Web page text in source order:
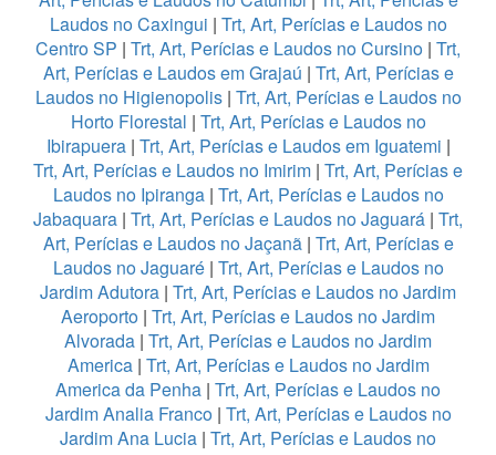
Laudos no Caxingui | Trt, Art, Perícias e Laudos no
Centro SP | Trt, Art, Perícias e Laudos no Cursino | Trt,
Art, Perícias e Laudos em Grajaú | Trt, Art, Perícias e
Laudos no Higienopolis| Trt, Art, Perícias e Laudos no
Horto Florestal | Trt, Art, Perícias e Laudos no
Ibirapuera| Trt, Art, Perícias e Laudos em Iguatemi |
Trt, Art, Perícias e Laudos no Imirim | Trt, Art, Perícias e
Laudos no Ipiranga| Trt, Art, Perícias e Laudos no
Jabaquara | Trt, Art, Perícias e Laudos no Jaguará | Trt,
Art, Perícias e Laudos no Jaçanã| Trt, Art, Perícias e
Laudos no Jaguaré| Trt, Art, Perícias e Laudos no
Jardim Adutora | Trt, Art, Perícias e Laudos no Jardim
Aeroporto | Trt, Art, Perícias e Laudos no Jardim
Alvorada | Trt, Art, Perícias e Laudos no Jardim
America| Trt, Art, Perícias e Laudos no Jardim
America da Penha | Trt, Art, Perícias e Laudos no
Jardim Analia Franco| Trt, Art, Perícias e Laudos no
Jardim Ana Lucia | Trt, Art, Perícias e Laudos no